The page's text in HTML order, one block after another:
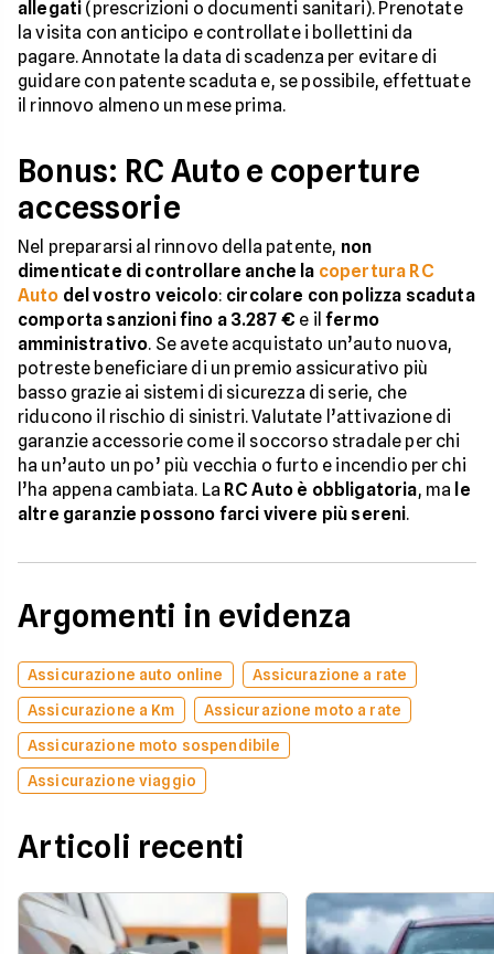
allegati (prescrizioni o documenti sanitari). Prenotate
la visita con anticipo e controllate i bollettini da
pagare. Annotate la data di scadenza per evitare di
guidare con patente scaduta e, se possibile, effettuate
il rinnovo almeno un mese prima.
Bonus: RC Auto e coperture
accessorie
Nel prepararsi al rinnovo della patente, non
dimenticate di controllare anche la copertura RC
Auto del vostro veicolo: circolare con polizza scaduta
comporta sanzioni fino a 3.287 € e ilfermo
amministrativo. Se avete acquistato un’auto nuova,
potreste beneficiare di un premio assicurativo più
basso grazie ai sistemi di sicurezza di serie, che
riducono il rischio di sinistri. Valutate l’attivazione di
garanzie accessorie come il soccorso stradale per chi
ha un’auto un po’ più vecchia o furto e incendio per chi
l’ha appena cambiata. La RC Auto è obbligatoria, ma le
altre garanzie possono farci vivere più sereni.
Argomenti in evidenza
Assicurazione auto online
Assicurazione a rate
Assicurazione a Km
Assicurazione moto a rate
Assicurazione moto sospendibile
Assicurazione viaggio
Articoli recenti